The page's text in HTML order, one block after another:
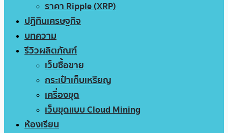
ราคา Ripple (XRP)
ปฏิทินเศรษฐกิจ
บทความ
รีวิวผลิตภัณฑ์
เว็บซื้อขาย
กระเป๋าเก็บเหรียญ
เครื่องขุด
เว็บขุดแบบ Cloud Mining
ห้องเรียน